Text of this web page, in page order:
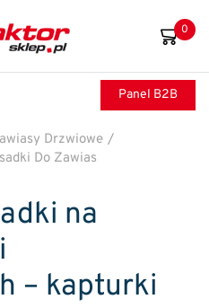
0
Panel B2B
Drzwiowe /
Do Zawias
na
– kapturki